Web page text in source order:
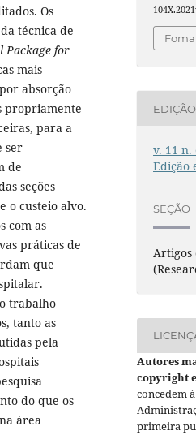
Os
técnica de
Package for
mais
absorção
propriamente
para a
ser
de
seções
o custeio alvo.
com as
práticas de
que
trabalho
tanto as
pela
do que os
área
EDIÇÃO
v. 11 n.
Edição
SEÇÃO
Artigos
Autores
copyright
concedem
primeira